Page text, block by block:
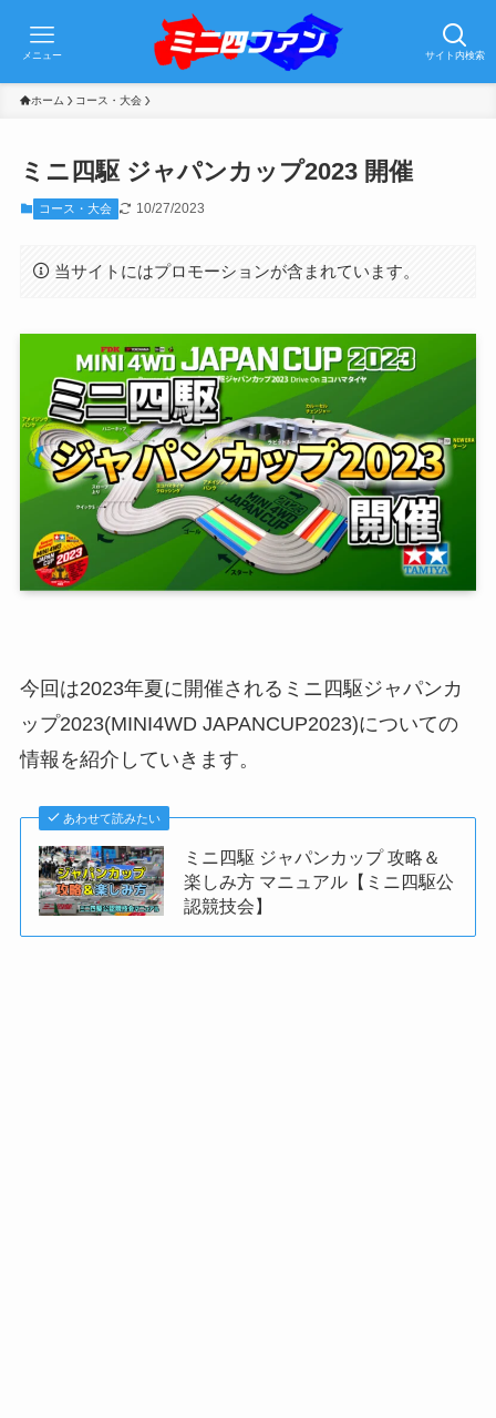
サイト内検索
メニュー
ホーム コース・大会
ミニ四駆 ジャパンカップ2023 開催
コース・大会 10/27/2023
当サイトにはプロモーションが含まれています。
今回は2023年夏に開催されるミニ四駆ジャパンカ
ップ2023(MINI4WD JAPANCUP2023)についての
情報を紹介していきます。
あわせて読みたい
ミニ四駆 ジャパンカップ 攻略＆
楽しみ方 マニュアル【ミニ四駆公
認競技会】